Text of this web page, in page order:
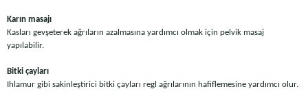
Karın masajı
Kasları gevşeterek ağrıların azalmasına yardımcı olmak için pelvik masaj
yapılabilir.
Bitki çayları
Ihlamur gibi sakinleştirici bitki çayları regl ağrılarının hafiflemesine yardımcı olur.